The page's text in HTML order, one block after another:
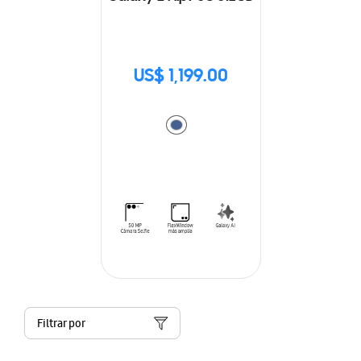
US$ 1,199.00
Filtrar por